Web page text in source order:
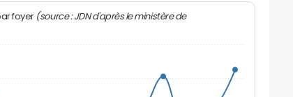
foyer (source : JDN d'après le ministère de